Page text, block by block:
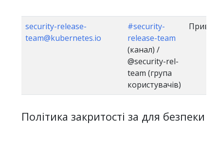
security-release-
team@kubernetes.io
#security-
release-team
(канал) /
@security-rel-
team (група
користувачів)
Політика закритості за для безпеки